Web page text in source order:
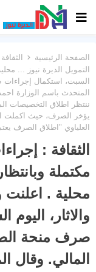
الصفحة الرئيسية
التمويل الديرة نيوز ...
السبت، استكمال إجراءات
المتحدث باسم الوزارة
ننتظر اطلاق التخصيصات
يؤخر الصرف، حيث اكملت
العلياوي "اطلاق الصرف
الثقافة :
مكتملة
محلية . اعلنت
والاثار،
صرف منحة
المالي. وقال